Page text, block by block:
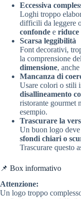
Eccessiva
Loghi troppo
difficili da leggere
confonde e riduce
Scarsa leggibilità
Font decorativi,
la comprensione
dimensione,
Mancanza di
Usare colori o stili
disallineamento
ristorante gourmet
esempio.
Trascurare la
Un buon logo
sfondi chiari o
Trascurare questo
📌 Box informativo
Attenzione:
Un logo troppo